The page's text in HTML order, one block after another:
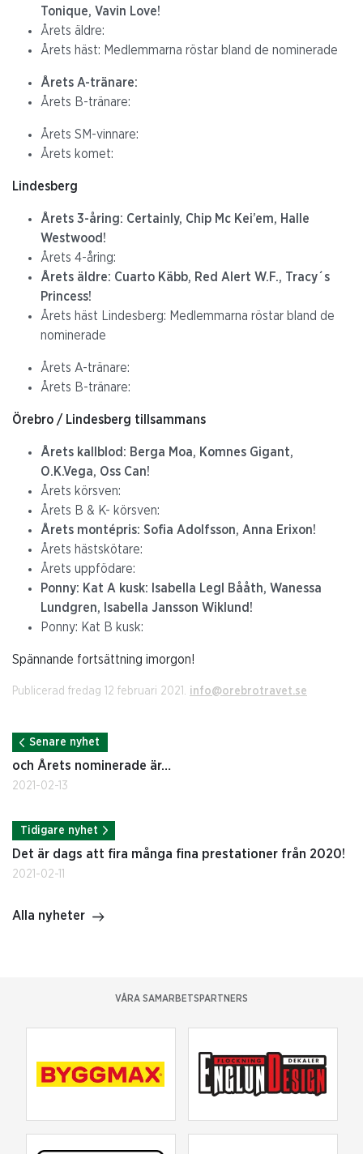
Tonique, Vavin Love!
Årets äldre:
Årets häst: Medlemmarna röstar bland de nominerade
Årets A-tränare:
Årets B-tränare:
Årets SM-vinnare:
Årets komet:
Lindesberg
Årets 3-åring: Certainly, Chip Mc Kei’em, Halle
Westwood!
Årets 4-åring:
Årets äldre: Cuarto Käbb, Red Alert W.F., Tracy´s
Princess!
Årets häst Lindesberg: Medlemmarna röstar bland de
nominerade
Årets A-tränare:
Årets B-tränare:
Örebro / Lindesberg tillsammans
Årets kallblod: Berga Moa, Komnes Gigant,
O.K.Vega, Oss Can!
Årets körsven:
Årets B & K- körsven:
Årets montépris: Sofia Adolfsson, Anna Erixon!
Årets hästskötare:
Årets uppfödare:
Ponny: Kat A kusk: Isabella Legl Bååth, Wanessa
Lundgren, Isabella Jansson Wiklund!
Ponny: Kat B kusk:
Spännande fortsättning imorgon!
Publicerad fredag 12 februari 2021. info@orebrotravet.se
Senare nyhet
och Årets nominerade är…
2021-02-13
Tidigare nyhet
Det är dags att fira många fina prestationer från 2020!
2021-02-11
Alla nyheter
VÅRA SAMARBETSPARTNERS